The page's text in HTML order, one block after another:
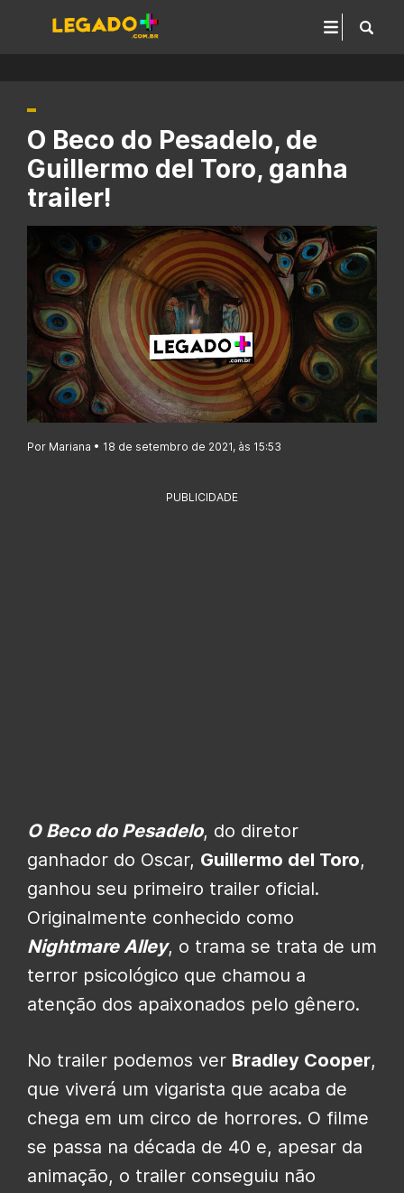
O Beco do Pesadelo, de
Guillermo del Toro, ganha
trailer!
Por Mariana • 18 de setembro de 2021, às 15:53
PUBLICIDADE
O Beco do Pesadelo, do diretor
ganhador do Oscar, Guillermo del Toro,
ganhou seu primeiro trailer oficial.
Originalmente conhecido como
Nightmare Alley, o trama se trata de um
terror psicológico que chamou a
atenção dos apaixonados pelo gênero.
No trailer podemos ver Bradley Cooper,
que viverá um vigarista que acaba de
chega em um circo de horrores. O filme
se passa na década de 40 e, apesar da
animação, o trailer conseguiu não